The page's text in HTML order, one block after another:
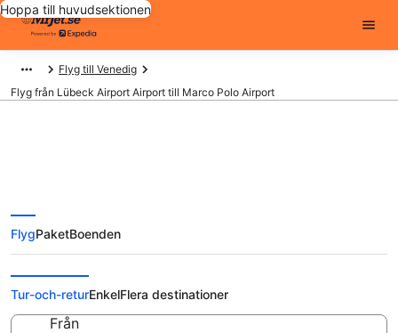
Hoppa till huvudsektionen
Flyg till Venedig
Flyg från Lübeck Airport Airport till Marco Polo Airport
Flyg från Lübeck Airport Airport
(LBC) till Marco Polo Airport
(VCE)
FlygPaketBoenden
Tur-och-returEnkelFlera destinationer
Från